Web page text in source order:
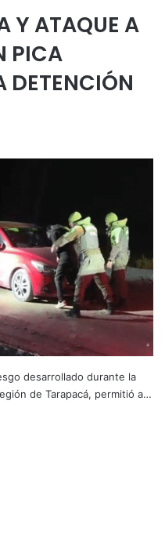
Y ATAQUE A
PICA
DETENCIÓN
desarrollado durante la
de Tarapacá, permitió a…